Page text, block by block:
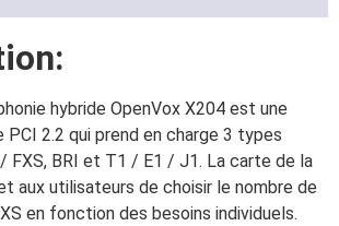
hybride OpenVox X204 est une
2.2 qui prend en charge 3 types
FXS, BRI et T1 / E1 / J1. La carte de la
aux utilisateurs de choisir le nombre de
en fonction des besoins individuels.